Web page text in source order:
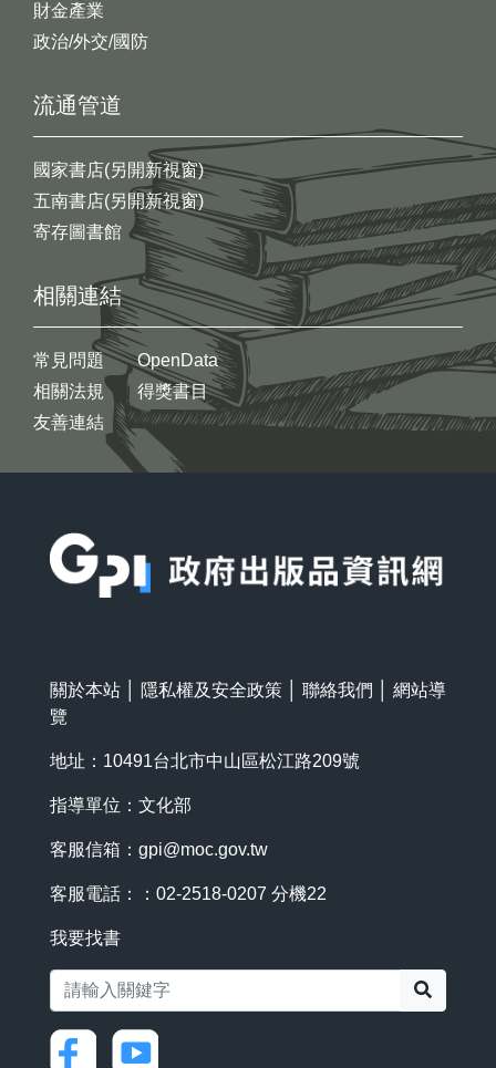
財金產業
政治/外交/國防
流通管道
國家書店(另開新視窗)
五南書店(另開新視窗)
寄存圖書館
相關連結
常見問題
相關法規
友善連結
OpenData
得獎書目
關於本站 隱私權及安全政策 聯絡我們
網站導
覽
地址：10491台北市中山區松江路209號
指導單位：文化部
客服信箱： gpi@moc.gov.tw
客服電話：：02-2518-0207 分機22
我要找書